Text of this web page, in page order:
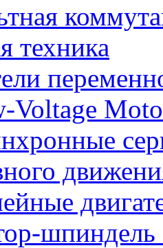
техника
Voltage
шпиндель